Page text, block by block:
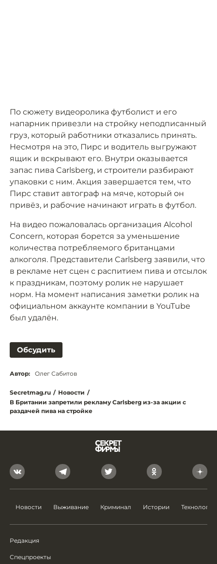
По сюжету видеоролика футболист и его
напарник привезли на стройку неподписанный
груз, который работники отказались принять.
Несмотря на это, Пирс и водитель выгружают
ящик и вскрывают его. Внутри оказывается
запас пива Carlsberg, и строители разбирают
упаковки с ним. Акция завершается тем, что
Пирс ставит автограф на мяче, который он
привёз, и рабочие начинают играть в футбол.
На видео пожаловалась организация Alcohol
Concern, которая борется за уменьшение
количества потребляемого британцами
алкоголя. Представители Carlsberg заявили, что
в рекламе нет сцен с распитием пива и отсылок
к праздникам, поэтому ролик не нарушает
норм. На момент написания заметки ролик на
официальном аккаунте компании в YouTube
был удалён.
Обсудить
Автор: Олег Сабитов
Secretmag.ru / Новости /
В Британии запретили рекламу Carlsberg из-за акции с
раздачей пива на стройке
Новости Выживание Криминал Истории Технологии
Редакция
Спецпроекты